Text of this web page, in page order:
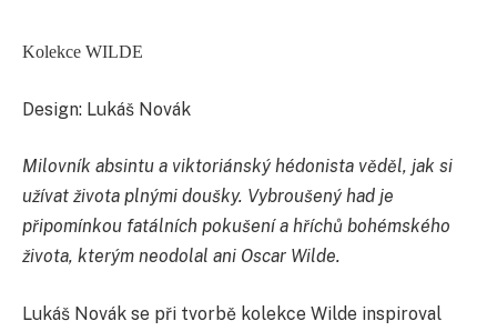
Kolekce WILDE
Design: Lukáš Novák
Milovník absintu a viktoriánský hédonista věděl, jak si
užívat života plnými doušky. Vybroušený had je
připomínkou fatálních pokušení a hříchů bohémského
života, kterým neodolal ani Oscar Wilde.
Lukáš Novák se při tvorbě kolekce Wilde inspiroval